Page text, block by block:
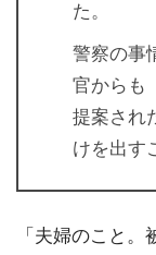
た。
警察の事
官からも
提案され
けを出す
「夫婦のこと